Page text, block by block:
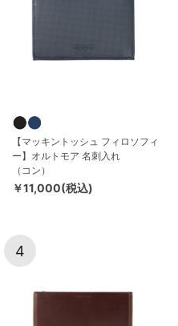
【マッキントッシュ フィロソフィ
ー】オルトモア 名刺入れ
（コン）
￥11,000(税込)
4